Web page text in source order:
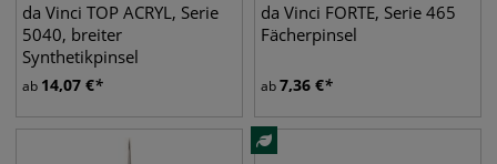
da Vinci TOP ACRYL, Serie
5040, breiter
Synthetikpinsel
ab 14,07 €
da Vinci FORTE, Serie 465
Fächerpinsel
ab7,36 €